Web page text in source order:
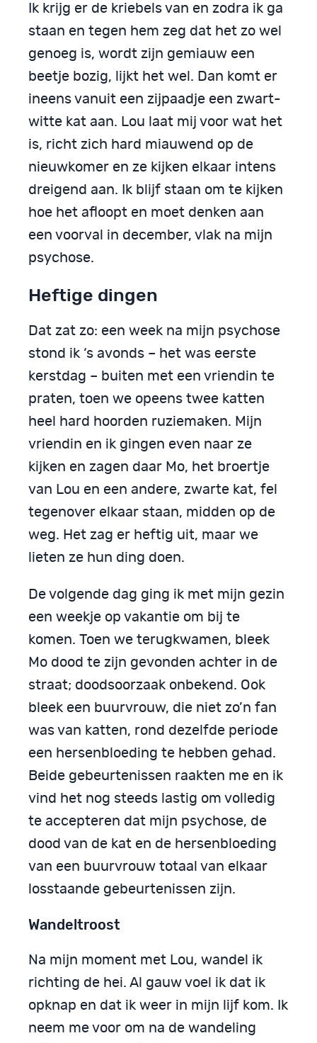
Ik krijg er de kriebels van en zodra ik ga
staan en tegen hem zeg dat het zo wel
genoeg is, wordt zijn gemiauw een
beetje bozig, lijkt het wel. Dan komt er
ineens vanuit een zijpaadje een zwart-
witte kat aan. Lou laat mij voor wat het
is, richt zich hard miauwend op de
nieuwkomer en ze kijken elkaar intens
dreigend aan. Ik blijf staan om te kijken
hoe het afloopt en moet denken aan
een voorval in december, vlak na mijn
psychose.
Heftige dingen
Dat zat zo: een week na mijn psychose
stond ik ‘s avonds – het was eerste
kerstdag – buiten met een vriendin te
praten, toen we opeens twee katten
heel hard hoorden ruziemaken. Mijn
vriendin en ik gingen even naar ze
kijken en zagen daar Mo, het broertje
van Lou en een andere, zwarte kat, fel
tegenover elkaar staan, midden op de
weg. Het zag er heftig uit, maar we
lieten ze hun ding doen.
De volgende dag ging ik met mijn gezin
een weekje op vakantie om bij te
komen. Toen we terugkwamen, bleek
Mo dood te zijn gevonden achter in de
straat; doodsoorzaak onbekend. Ook
bleek een buurvrouw, die niet zo’n fan
was van katten, rond dezelfde periode
een hersenbloeding te hebben gehad.
Beide gebeurtenissen raakten me en ik
vind het nog steeds lastig om volledig
te accepteren dat mijn psychose, de
dood van de kat en de hersenbloeding
van een buurvrouw totaal van elkaar
losstaande gebeurtenissen zijn.
Wandeltroost
Na mijn moment met Lou, wandel ik
richting de hei. Al gauw voel ik dat ik
opknap en dat ik weer in mijn lijf kom. Ik
neem me voor om na de wandeling